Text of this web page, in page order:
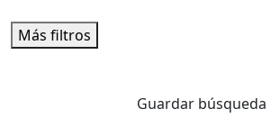
Más filtros
Guardar búsqueda